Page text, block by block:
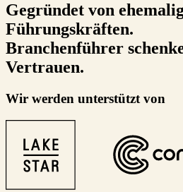
Gegründet von
Führungskräften.
Branchenführer
Vertrauen.
Wir werden unterstützt von